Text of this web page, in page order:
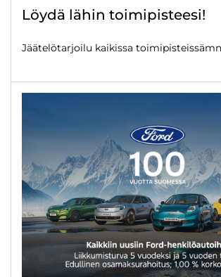
Löydä lähin toimipisteesi!
Jäätelötarjoilu kaikissa